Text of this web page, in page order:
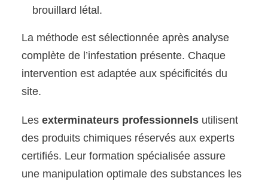
brouillard létal.
La méthode est sélectionnée après analyse
complète de l’infestation présente. Chaque
intervention est adaptée aux spécificités du
site.
Lesexterminateurs professionnels utilisent
des produits chimiques réservés aux experts
certifiés. Leur formation spécialisée assure
une manipulation optimale des substances les